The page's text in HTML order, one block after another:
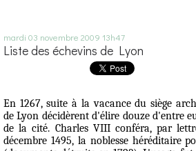
mardi 03 novembre 2009 13h47
Liste des échevins de Lyon
En 1267, suite à la vacance du siège
de Lyon décidèrent d'élire douze d'entre
de la cité. Charles VIII conféra, par
décembre 1495, la noblesse héréditaire